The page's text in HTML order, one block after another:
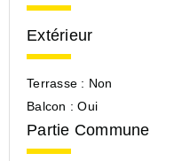
Extérieur
Terrasse : Non
Balcon :Oui
Partie Commune